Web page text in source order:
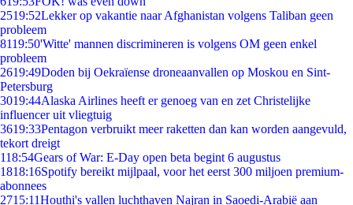
2519:52Lekker op vakantie naar Afghanistan volgens Taliban geen
probleem
8119:50'Witte' mannen discrimineren is volgens OM geen enkel
probleem
2619:49Doden bij Oekraïense droneaanvallen op Moskou en Sint-
Petersburg
3019:44Alaska Airlines heeft er genoeg van en zet Christelijke
influencer uit vliegtuig
3619:33Pentagon verbruikt meer raketten dan kan worden aangevuld,
tekort dreigt
118:54Gears of War: E-Day open beta begint 6 augustus
1818:16Spotify bereikt mijlpaal, voor het eerst 300 miljoen premium-
abonnees
2715:11Houthi's vallen luchthaven Najran in Saoedi-Arabië aan